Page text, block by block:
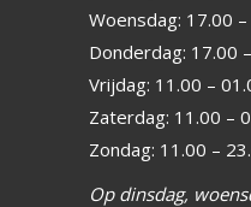
Woensdag: 17.00
Donderdag: 17.00
Vrijdag: 11.00 –
Zaterdag: 11.00 –
Zondag: 11.00 –
Op dinsdag,